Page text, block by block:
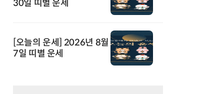
30일 띠별 운세
[오늘의 운세] 2026년 8월
7일 띠별 운세